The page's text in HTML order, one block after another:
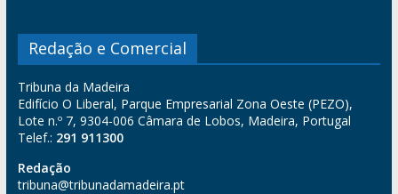
Redação e Comercial
Tribuna da Madeira
Edifício O Liberal, Parque Empresarial Zona Oeste (PEZO),
Lote n.º 7, 9304-006 Câmara de Lobos, Madeira, Portugal
Telef.: 291 911300
Redação
tribuna@tribunadamadeira.pt